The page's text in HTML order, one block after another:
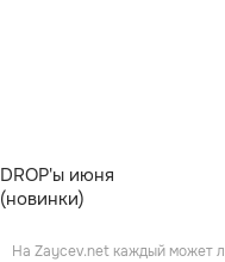
DROP'ы июня
(новинки)
На Zaycev.net каждый может